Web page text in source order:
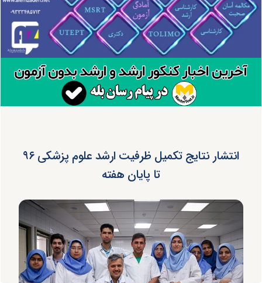
انتشار نتایج تکمیل ظرفیت ارشد علوم پزشکی ۹۶
تا پایان هفته